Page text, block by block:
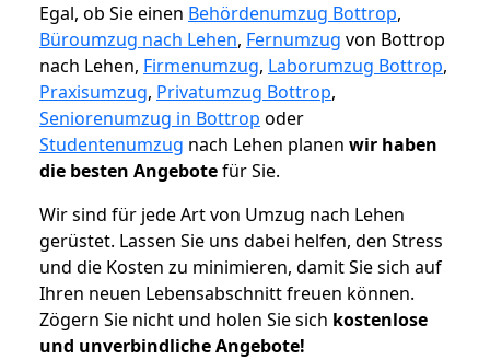
Egal, ob Sie einen Behördenumzug Bottrop,
Büroumzug nach Lehen, Fernumzug von Bottrop
nach Lehen, Firmenumzug, Laborumzug Bottrop,
Praxisumzug, Privatumzug Bottrop,
Seniorenumzug in Bottrop oder
Studentenumzug nach Lehen planen wir haben
die besten Angebotefür Sie.
Wir sind für jede Art von Umzug nach Lehen
gerüstet. Lassen Sie uns dabei helfen, den Stress
und die Kosten zu minimieren, damit Sie sich auf
Ihren neuen Lebensabschnitt freuen können.
Zögern Sie nicht und holen Sie sich kostenlose
und unverbindliche Angebote!